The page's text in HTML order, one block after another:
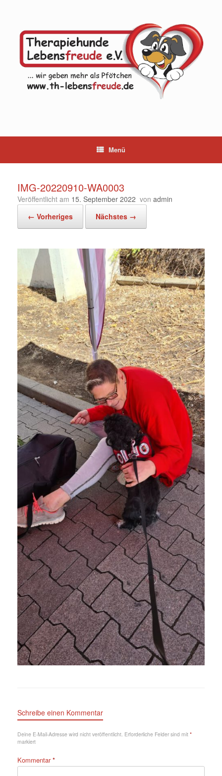
Menü
IMG-20220910-WA0003
Veröffentlicht am 15. September 2022 von admin
← Vorheriges
Nächstes →
Schreibe einen Kommentar
Deine E-Mail-Adresse wird nicht veröffentlicht. Erforderliche Felder sind mit *
markiert
Kommentar*